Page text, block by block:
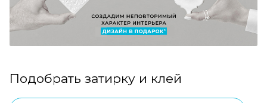
Подобрать затирку и клей